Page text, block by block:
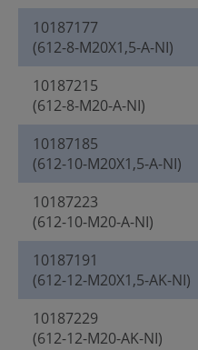
10187177
(612-8-M20X1,5-A-NI)
10187215
(612-8-M20-A-NI)
10187185
(612-10-M20X1,5-A-NI)
10187223
(612-10-M20-A-NI)
10187191
(612-12-M20X1,5-AK-NI)
10187229
(612-12-M20-AK-NI)